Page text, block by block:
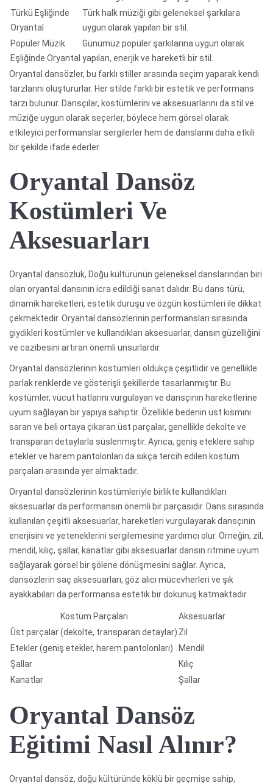
Türkü Eşliğinde
Oryantal
Türk halk müziği gibi geleneksel şarkılara
uygun olarak yapılan bir stil.
Popüler Müzik
Eşliğinde Oryantal
Günümüz popüler şarkılarına uygun olarak
yapılan, enerjik ve hareketli bir stil.
Oryantal dansözler, bu farklı stiller arasında seçim yaparak kendi
tarzlarını oluştururlar. Her stilde farklı bir estetik ve performans
tarzı bulunur. Dansçılar, kostümlerini ve aksesuarlarını da stil ve
müziğe uygun olarak seçerler, böylece hem görsel olarak
etkileyici performanslar sergilerler hem de danslarını daha etkili
bir şekilde ifade ederler.
Oryantal Dansöz
Kostümleri Ve
Aksesuarları
Oryantal dansözlük, Doğu kültürünün geleneksel danslarından biri
olan oryantal dansının icra edildiği sanat dalıdır. Bu dans türü,
dinamik hareketleri, estetik duruşu ve özgün kostümleri ile dikkat
çekmektedir. Oryantal dansözlerinin performansları sırasında
giydikleri kostümler ve kullandıkları aksesuarlar, dansın güzelliğini
ve cazibesini artıran önemli unsurlardır.
Oryantal dansözlerinin kostümleri oldukça çeşitlidir ve genellikle
parlak renklerde ve gösterişli şekillerde tasarlanmıştır. Bu
kostümler, vücut hatlarını vurgulayan ve dansçının hareketlerine
uyum sağlayan bir yapıya sahiptir. Özellikle bedenin üst kısmını
saran ve beli ortaya çıkaran üst parçalar, genellikle dekolte ve
transparan detaylarla süslenmiştir. Ayrıca, geniş eteklere sahip
etekler ve harem pantolonları da sıkça tercih edilen kostüm
parçaları arasında yer almaktadır.
Oryantal dansözlerinin kostümleriyle birlikte kullandıkları
aksesuarlar da performansın önemli bir parçasıdır. Dans sırasında
kullanılan çeşitli aksesuarlar, hareketleri vurgulayarak dansçının
enerjisini ve yeteneklerini sergilemesine yardımcı olur. Örneğin, zil,
mendil, kılıç, şallar, kanatlar gibi aksesuarlar dansın ritmine uyum
sağlayarak görsel bir şölene dönüşmesini sağlar. Ayrıca,
dansözlerin saç aksesuarları, göz alıcı mücevherleri ve şık
ayakkabıları da performansa estetik bir dokunuş katmaktadır.
Kostüm Parçaları
Aksesuarlar
Üst parçalar (dekolte, transparan detaylar) Zil
Etekler (geniş etekler, harem pantolonları)
Mendil
Şallar
Kılıç
Kanatlar
Şallar
Oryantal Dansöz
Eğitimi Nasıl Alınır?
Oryantal dansöz, doğu kültüründe köklü bir geçmişe sahip,